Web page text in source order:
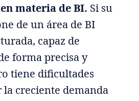
materia de BI. Si su
de un área de BI
capaz de
forma precisa y
tiene dificultades
la creciente demanda